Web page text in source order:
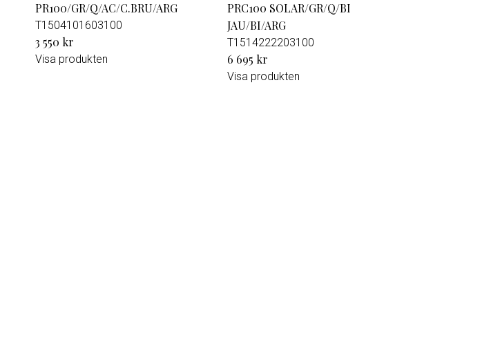
PR100/GR/Q/AC/C.BRU/ARG
T1504101603100
3 550 kr
Visa produkten
PRC100 SOLAR/GR/Q/BI
JAU/BI/ARG
T1514222203100
6 695 kr
Visa produkten